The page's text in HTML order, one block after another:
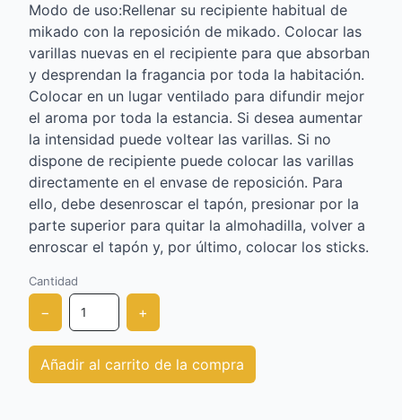
Modo de uso:Rellenar su recipiente habitual de
mikado con la reposición de mikado. Colocar las
varillas nuevas en el recipiente para que absorban
y desprendan la fragancia por toda la habitación.
Colocar en un lugar ventilado para difundir mejor
el aroma por toda la estancia. Si desea aumentar
la intensidad puede voltear las varillas. Si no
dispone de recipiente puede colocar las varillas
directamente en el envase de reposición. Para
ello, debe desenroscar el tapón, presionar por la
parte superior para quitar la almohadilla, volver a
enroscar el tapón y, por último, colocar los sticks.
Cantidad
− +
Añadir al carrito de la compra